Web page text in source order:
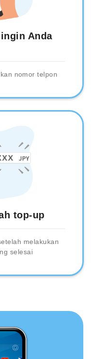
Anda
nomor telpon
top-up
melakukan
selesai